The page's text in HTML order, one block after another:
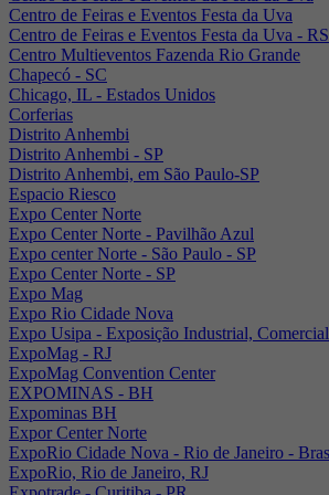
Centro de Feiras e Eventos Festa da Uva
Centro de Feiras e Eventos Festa da Uva - RS
Centro Multieventos Fazenda Rio Grande
Chapecó - SC
Chicago, IL - Estados Unidos
Corferias
Distrito Anhembi
Distrito Anhembi - SP
Distrito Anhembi, em São Paulo-SP
Espacio Riesco
Expo Center Norte
Expo Center Norte - Pavilhão Azul
Expo center Norte - São Paulo - SP
Expo Center Norte - SP
Expo Mag
Expo Rio Cidade Nova
Expo Usipa - Exposição Industrial,
ExpoMag - RJ
ExpoMag Convention Center
EXPOMINAS - BH
Expominas BH
Expor Center Norte
ExpoRio Cidade Nova - Rio de Janeiro -
ExpoRio, Rio de Janeiro, RJ